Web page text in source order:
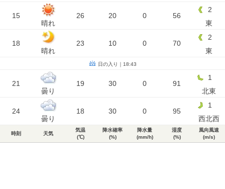
15
晴れ
26 20 0 56
2
東
18
晴れ
23 10 0 70
2
東
日の入り｜18:43
21
曇り
19 30 0 91
1
北東
24
曇り
18 30 0 95
1
西北西
時刻 天気
気温
(℃)
降水確率
(%)
降水量
(mm/h)
湿度
(%)
風向風速
(m/s)